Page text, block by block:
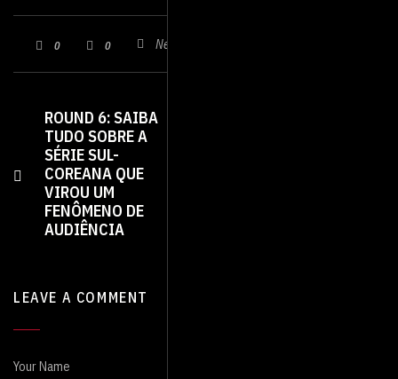
0 0 Nenhum comentário
ROUND 6: SAIBA
TUDO SOBRE A
SÉRIE SUL-
COREANA QUE
VIROU UM
FENÔMENO DE
AUDIÊNCIA
LEAVE A COMMENT
Your Name